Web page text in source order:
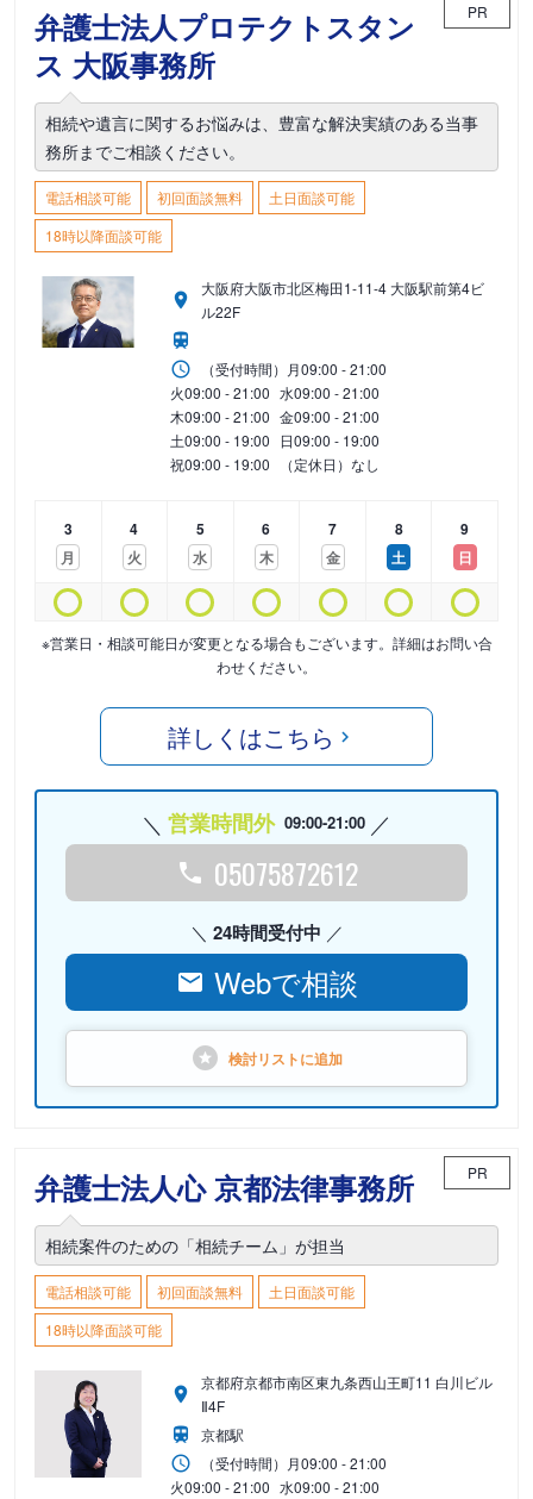
弁護士法人プロテクトスタン
ス 大阪事務所
PR
相続や遺言に関するお悩みは、豊富な解決実績のある当事
務所までご相談ください。
電話相談可能 初回面談無料
土日面談可能
18時以降面談可能
大阪府大阪市北区梅田1-11-4 大阪駅前第4ビ
ル22F
（受付時間） 月09:00 - 21:00
火09:00 - 21:00 水09:00 - 21:00
木09:00 - 21:00 金09:00 - 21:00
土09:00 - 19:00 日09:00 - 19:00
祝09:00 - 19:00 （定休日）なし
3
月
4
火
5
水
6
木
7
金
8
土
9
日
※営業日・相談可能日が変更となる場合もございます。詳細はお問い合
わせください。
詳しくはこちら
営業時間外 09:00-21:00
05075872612
24時間受付中
Webで相談
検討リストに追加
弁護士法人心 京都法律事務所 PR
相続案件のための「相続チーム」が担当
電話相談可能 初回面談無料
土日面談可能
18時以降面談可能
京都府京都市南区東九条西山王町11 白川ビル
Ⅱ4F
京都駅
（受付時間） 月09:00 - 21:00
火09:00 - 21:00 水09:00 - 21:00